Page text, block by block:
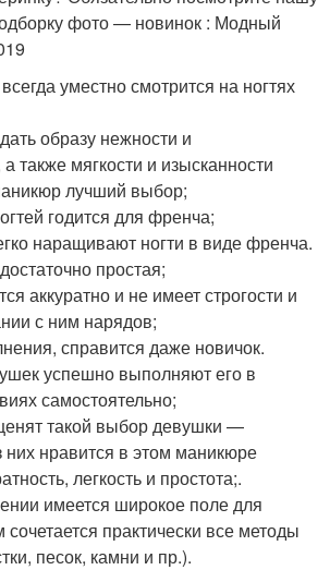
фото — новинок : Модный
уместно смотрится на ногтях
образу нежности и
также мягкости и изысканности
лучший выбор;
годится для френча;
наращивают ногти в виде френча.
простая;
аккуратно и не имеет строгости и
с ним нарядов;
справится даже новичок.
успешно выполняют его в
самостоятельно;
такой выбор девушки —
них нравится в этом маникюре
легкость и простота;.
имеется широкое поле для
практически все методы
песок, камни и пр.).